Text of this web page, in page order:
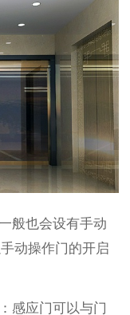
般也会设有手动
动操作门的开启
感应门可以与门